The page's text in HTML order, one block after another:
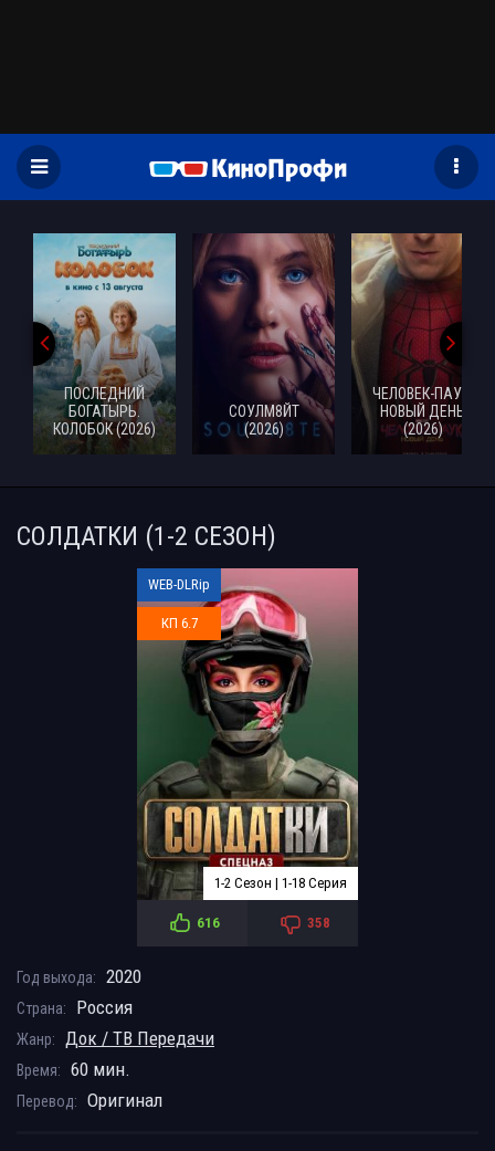
ПОСЛЕДНИЙ
БОГАТЫРЬ.
КОЛОБОК (2026)
СОУЛМ8ЙТ
(2026)
ЧЕЛОВЕК-ПАУК:
НОВЫЙ ДЕНЬ
(2026)
СОЛДАТКИ (1-2 СЕЗОН)
WEB-DLRip
КП 6.7
1-2 Сезон | 1-18 Серия
616 358
Год выхода: 2020
Страна: Россия
Жанр: Док / ТВ Передачи
Время: 60 мин.
Перевод: Оригинал